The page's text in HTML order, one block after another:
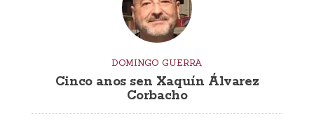
DOMINGO GUERRA
Cinco anos sen Xaquín Álvarez
Corbacho